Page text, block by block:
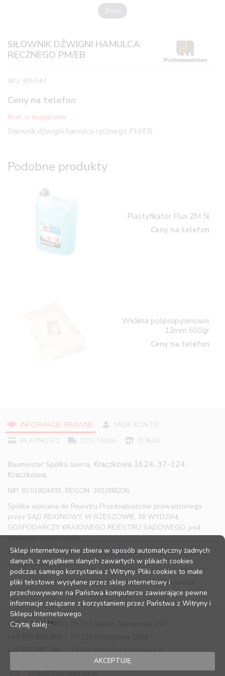
Zoom
SIŁOWNIK DŹWIGNI HAMULCA
RĘCZNEGO PM/EB
SKU: 455547
Ceny na telefon
Brak w magazynie
Siłownik dźwigni hamulca ręcznego PM/EB
Podobne produkty
Plastyfikator Flux ZM 5l
Ceny na telefon
Włókna polipropylenowe
12mm 600gr
Ceny na telefon
INFORMACJE PRAWNE
MOJE KONTO
PŁATNOŚCI
DOSTAWA O NAS
Baumeister Spółka Jawna, Kraczkowa 1624, 37-124,
Kraczkowa,
NIP: 8151804491, REGON: 381088206,
Spółka wpisana do Rejestru Przedsiębiorców prowadzonego
przez SĄD REJONOWY W RZESZOWIE, XII WYDZIAŁ
GOSPODARCZY KRAJOWEGO REJESTRU SĄDOWEGO, pod
numerem 0000746091
Regulamin sklepu| Polityka prywatności |Pouczenie o prawie
odstąpienia od umowy
Copyright © 2016 – 2023 Baumeister Spółka Jawna
sklep@bau-meister.pl
+48 575 881 883
+48 575 881 886
43-190 Mikołów, Brzozowa 5
Sklep internetowy nie zbiera w sposób automatyczny żadnych
danych, z wyjątkiem danych zawartych w plikach cookies
podczas samego korzystania z Witryny. Pliki cookies to małe
pliki tekstowe wysyłane przez sklep internetowy i
przechowywane na Państwa komputerze zawierające pewne
informacje związane z korzystaniem przez Państwa z Witryny i
Sklepu Internetowego.
Czytaj dalej
AKCEPTUJĘ